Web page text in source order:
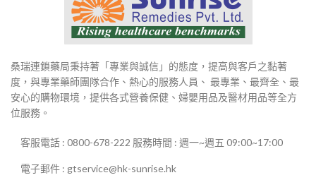
桑瑞連鎖藥局秉持著「專業與誠信」的態度，提高與客戶之黏著
度，與專業藥師團隊合作、熱心的服務人員、 最專業、最齊全、最
安心的購物環境，提供各式營養保健、婦嬰用品及醫材用品等全方
位服務。
客服電話 : 0800-678-222 服務時間 : 週一~週五 09:00~17:00
電子郵件 : gtservice@hk-sunrise.hk